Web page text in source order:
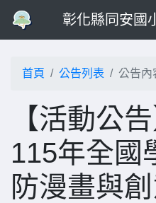
彰化縣同安國
首頁 公告列表 公告內
【活動公
115年全國
防漫畫與